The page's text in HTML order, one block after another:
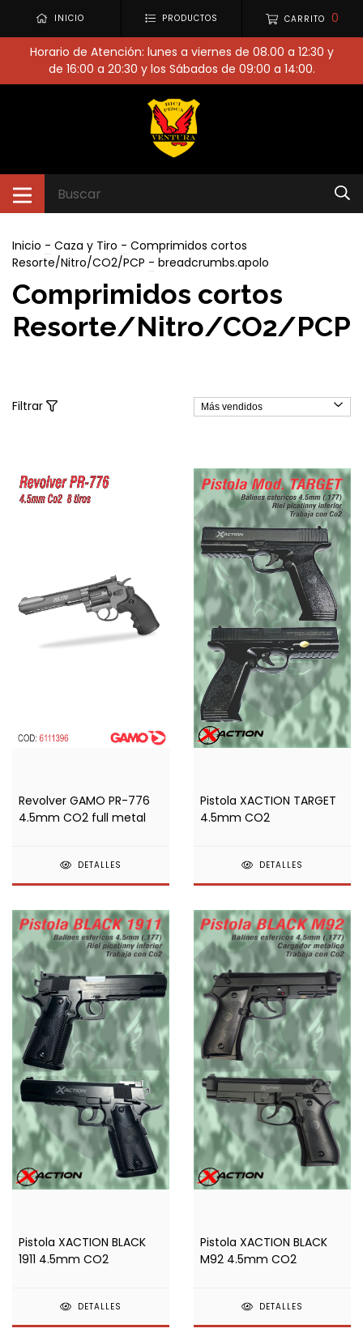
INICIO PRODUCTOS CARRITO 0
Horario de Atención: lunes a viernes de 08.00 a 12:30 y
de 16:00 a 20:30 y los Sábados de 09:00 a 14:00.
Inicio - Caza y Tiro - Comprimidos cortos
Resorte/Nitro/CO2/PCP - breadcrumbs.apolo
Comprimidos cortos
Resorte/Nitro/CO2/PCP
Filtrar
Revolver GAMO PR-776
4.5mm CO2 full metal
DETALLES
Pistola XACTION TARGET
4.5mm CO2
DETALLES
Pistola XACTION BLACK
1911 4.5mm CO2
DETALLES
Pistola XACTION BLACK
M92 4.5mm CO2
DETALLES